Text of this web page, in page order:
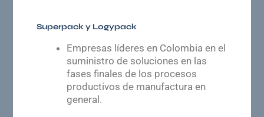
Superpack y Logypack
Empresas líderes en Colombia en el
suministro de soluciones en las
fases finales de los procesos
productivos de manufactura en
general.